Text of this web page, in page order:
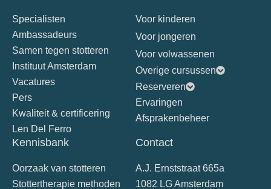
Specialisten
Ambassadeurs
Samen tegen stotteren
Instituut Amsterdam
Vacatures
Pers
Kwaliteit & certificering
Len Del Ferro
Voor kinderen
Voor jongeren
Voor volwassenen
Overige cursussen
Reserveren
Ervaringen
Afsprakenbeheer
Kennisbank
Oorzaak van stotteren
Stottertherapie methoden
Contact
A.J. Ernststraat 665a
1082 LG Amsterdam